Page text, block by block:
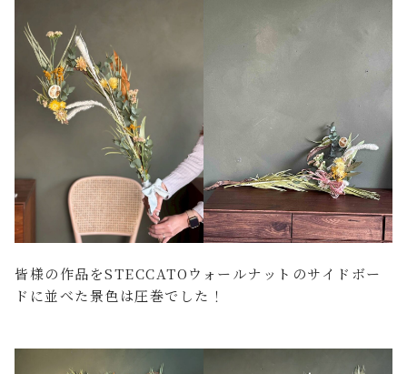
皆様の作品をSTECCATOウォールナットのサイドボー
ドに並べた景色は圧巻でした！